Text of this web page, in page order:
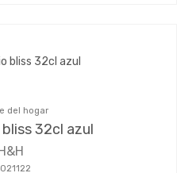
del hogar
32cl azul